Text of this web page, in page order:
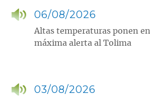
06/08/2026
Altas temperaturas ponen en
máxima alerta al Tolima
03/08/2026